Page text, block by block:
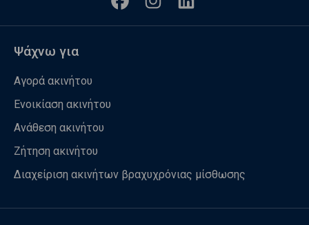
Ψάχνω για
Αγορά ακινήτου
Ενοικίαση ακινήτου
Ανάθεση ακινήτου
Ζήτηση ακινήτου
Διαχείριση ακινήτων βραχυχρόνιας μίσθωσης